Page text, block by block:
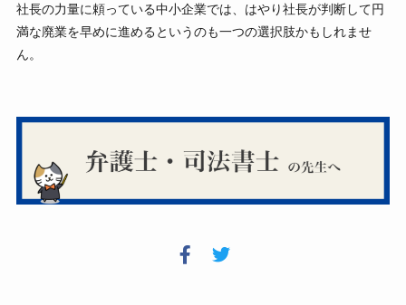
社長の力量に頼っている中小企業では、はやり社長が判断して円
満な廃業を早めに進めるというのも一つの選択肢かもしれませ
ん。